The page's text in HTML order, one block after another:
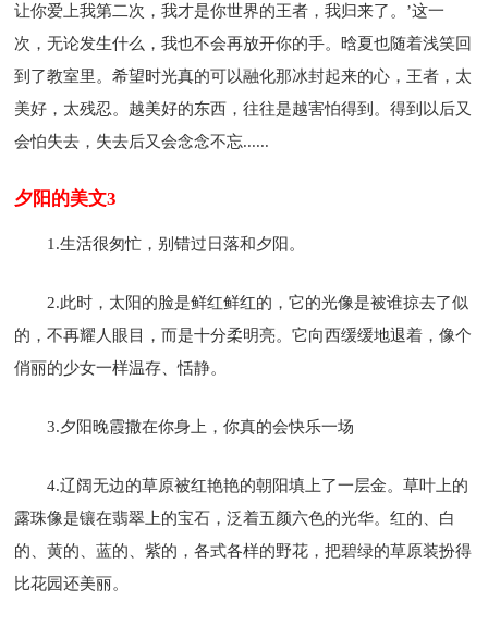
让你爱上我第二次，我才是你世界的王者，我归来了。’这一
次，无论发生什么，我也不会再放开你的手。晗夏也随着浅笑回
到了教室里。希望时光真的可以融化那冰封起来的心，王者，太
美好，太残忍。越美好的东西，往往是越害怕得到。得到以后又
会怕失去，失去后又会念念不忘......
夕阳的美文3
1.生活很匆忙，别错过日落和夕阳。
2.此时，太阳的脸是鲜红鲜红的，它的光像是被谁掠去了似
的，不再耀人眼目，而是十分柔明亮。它向西缓缓地退着，像个
俏丽的少女一样温存、恬静。
3.夕阳晚霞撒在你身上，你真的会快乐一场
4.辽阔无边的草原被红艳艳的朝阳填上了一层金。草叶上的
露珠像是镶在翡翠上的宝石，泛着五颜六色的光华。红的、白
的、黄的、蓝的、紫的，各式各样的野花，把碧绿的草原装扮得
比花园还美丽。